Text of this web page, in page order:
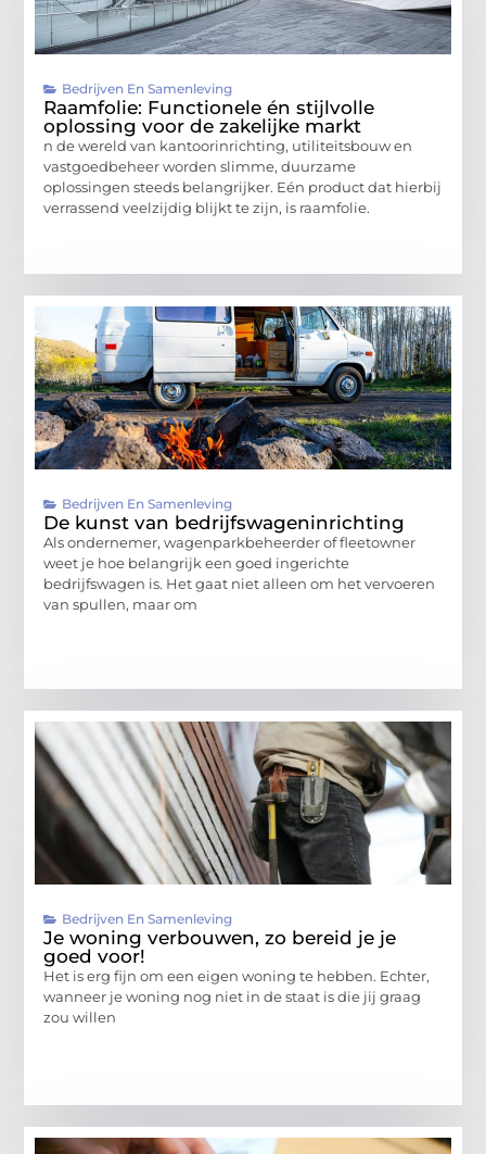
Bedrijven En Samenleving
Raamfolie: Functionele én stijlvolle
oplossing voor de zakelijke markt
n de wereld van kantoorinrichting, utiliteitsbouw en
vastgoedbeheer worden slimme, duurzame
oplossingen steeds belangrijker. Eén product dat hierbij
verrassend veelzijdig blijkt te zijn, is raamfolie.
Bedrijven En Samenleving
De kunst van bedrijfswageninrichting
Als ondernemer, wagenparkbeheerder of fleetowner
weet je hoe belangrijk een goed ingerichte
bedrijfswagen is. Het gaat niet alleen om het vervoeren
van spullen, maar om
Bedrijven En Samenleving
Je woning verbouwen, zo bereid je je
goed voor!
Het is erg fijn om een eigen woning te hebben. Echter,
wanneer je woning nog niet in de staat is die jij graag
zou willen